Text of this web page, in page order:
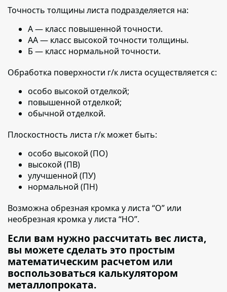
Точность толщины листа подразделяется на:
А — класс повышенной точности.
АА — класс высокой точности толщины.
Б — класс нормальной точности.
Обработка поверхности г/к листа осуществляется с:
особо высокой отделкой;
повышенной отделкой;
обычной отделкой.
Плоскостность листа г/к может быть:
особо высокой (ПО)
высокой (ПВ)
улучшенной (ПУ)
нормальной (ПН)
Возможна обрезная кромка у листа “О” или
необрезная кромка у листа “НО”.
Если вам нужно рассчитать вес листа,
вы можете сделать это простым
математическим расчетом или
воспользоваться калькулятором
металлопроката.